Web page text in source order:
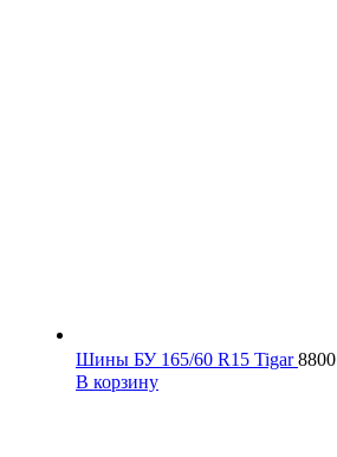
Шины БУ 165/60 R15 Tigar8800
В корзину